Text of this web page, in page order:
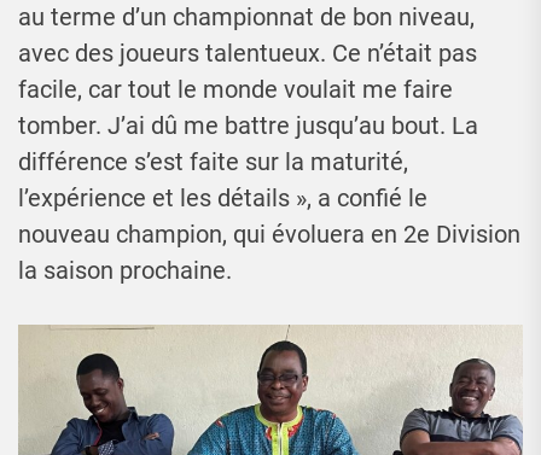
au terme d’un championnat de bon niveau,
avec des joueurs talentueux. Ce n’était pas
facile, car tout le monde voulait me faire
tomber. J’ai dû me battre jusqu’au bout. La
différence s’est faite sur la maturité,
l’expérience et les détails », a confié le
nouveau champion, qui évoluera en 2e Division
la saison prochaine.